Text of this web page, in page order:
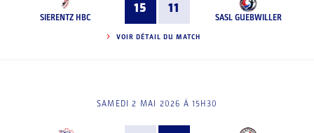
SIERENTZ HBC
15 11
SASL GUEBWILLER
VOIR DÉTAIL DU MATCH
SAMEDI 2 MAI 2026 À 15H30